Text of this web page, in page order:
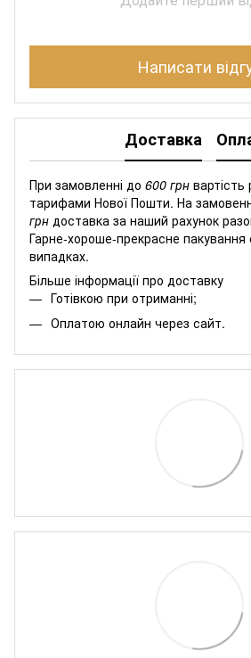
Написати
Доставка
При замовленні до 600 грн вартість
тарифами Нової Пошти. На
грн доставка за наший рахунок
Гарне-хороше-прекрасне пакування
випадках.
Більше інформації про доставку
Готівкою при отриманні;
Оплатою онлайн через сайт.